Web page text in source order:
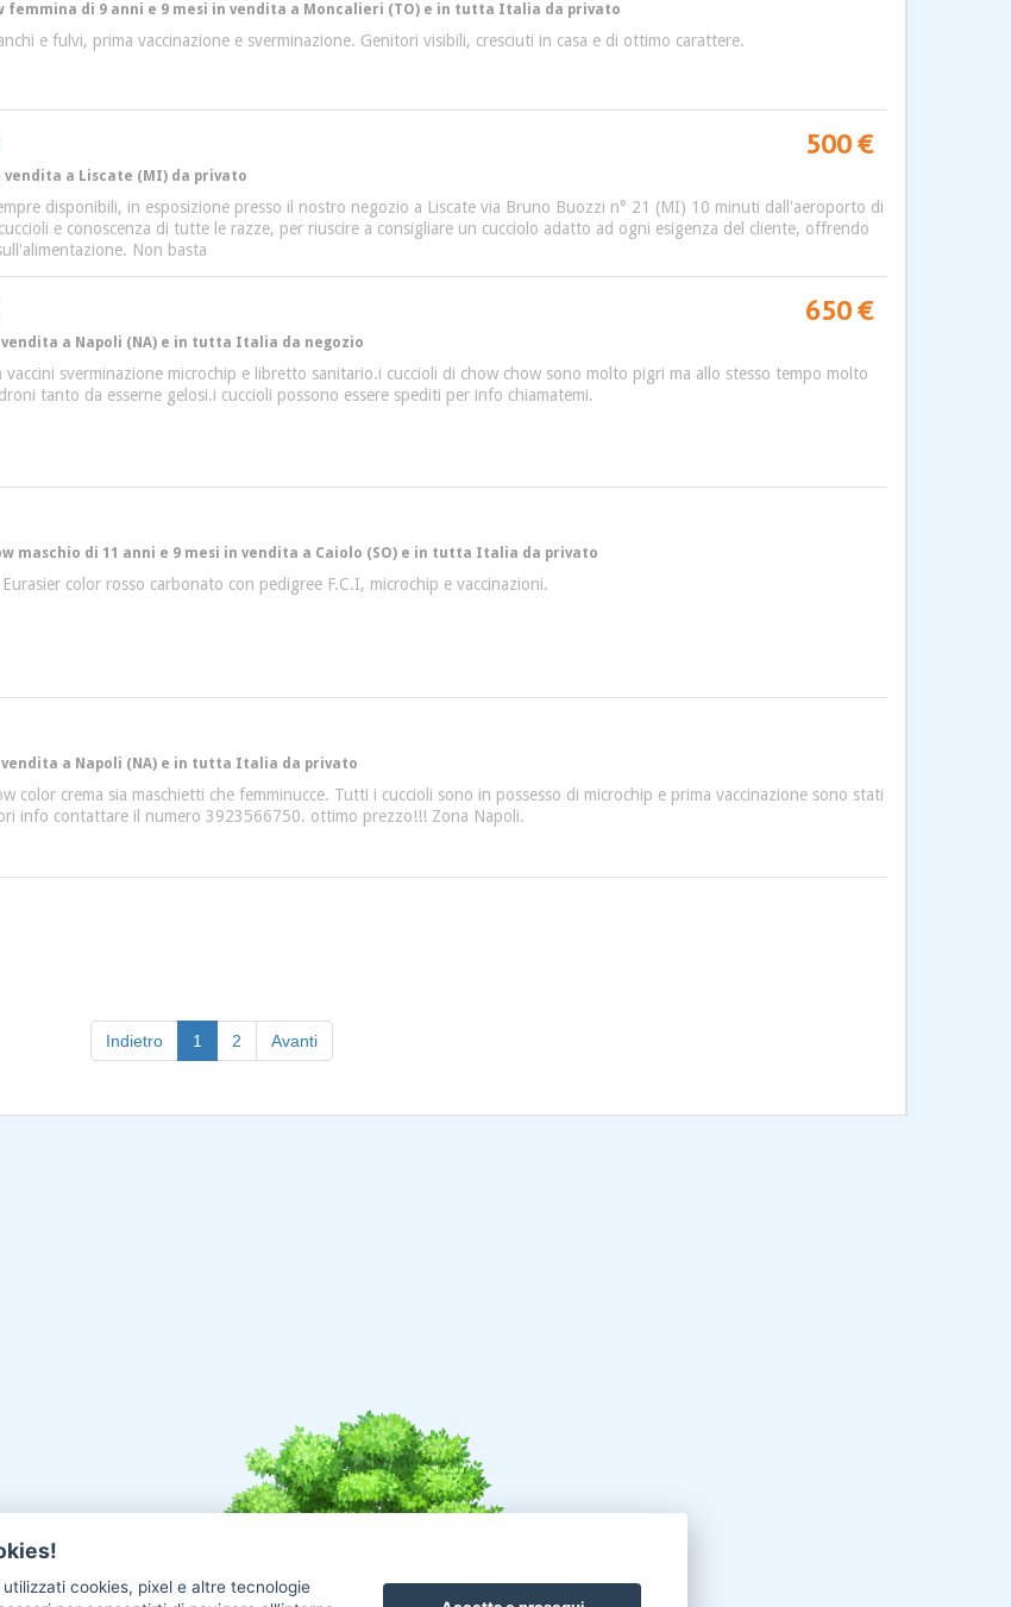
femmina di 9 anni e 9 mesi in vendita a Moncalieri (TO) e in tutta Italia da privato
e fulvi, prima vaccinazione e sverminazione. Genitori visibili, cresciuti in casa e di ottimo carattere.
500 €
vendita a Liscate (MI) da privato
disponibili, in esposizione presso il nostro negozio a Liscate via Bruno Buozzi n° 21 (MI) 10 minuti dall'aeroporto di
e conoscenza di tutte le razze, per riuscire a consigliare un cucciolo adatto ad ogni esigenza del cliente, offrendo
Non basta
650 €
vendita a Napoli (NA) e in tutta Italia da negozio
sverminazione microchip e libretto sanitario.i cuccioli di chow chow sono molto pigri ma allo stesso tempo molto
tanto da esserne gelosi.i cuccioli possono essere spediti per info chiamatemi.
maschio di 11 anni e 9 mesi in vendita a Caiolo (SO) e in tutta Italia da privato
color rosso carbonato con pedigree F.C.I, microchip e vaccinazioni.
vendita a Napoli (NA) e in tutta Italia da privato
color crema sia maschietti che femminucce. Tutti i cuccioli sono in possesso di microchip e prima vaccinazione sono stati
info contattare il numero 3923566750. ottimo prezzo!!! Zona Napoli.
Indietro 1 (current)
2 Avanti
cookies, pixel e altre tecnologie